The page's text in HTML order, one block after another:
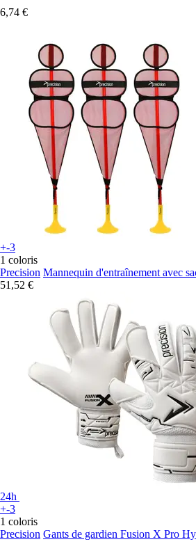
6,74 €
+-3
1 coloris
Precision Mannequin d'entraînement avec
51,52 €
24h
+-3
1 coloris
Precision Gants de gardien Fusion X Pro